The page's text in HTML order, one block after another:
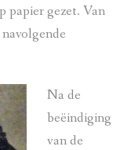
papier gezet. Van
Na de
beëindiging
van de